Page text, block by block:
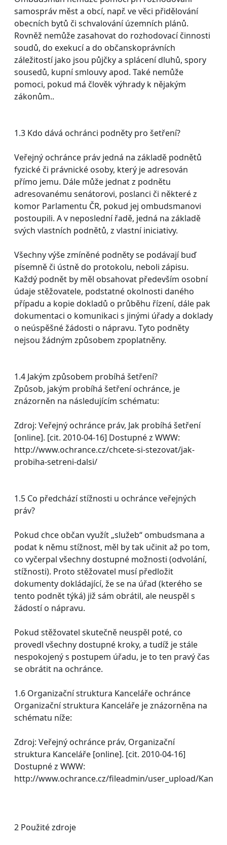
samospráv měst a obcí, např. ve věci přidělování
obecních bytů či schvalování územních plánů.
Rovněž nemůže zasahovat do rozhodovací činnosti
soudů, do exekucí a do občanskoprávních
záležitostí jako jsou půjčky a splácení dluhů, spory
sousedů, kupní smlouvy apod. Také nemůže
pomoci, pokud má člověk výhrady k nějakým
zákonům..
1.3 Kdo dává ochránci podněty pro šetření?
Veřejný ochránce práv jedná na základě podnětů
fyzické či právnické osoby, který je adresován
přímo jemu. Dále může jednat z podnětu
adresovanému senátorovi, poslanci či některé z
komor Parlamentu ČR, pokud jej ombudsmanovi
postoupili. A v neposlední řadě, jedná na základě
svých vlastních podnětů, z vlastní iniciativy.
Všechny výše zmíněné podněty se podávají buď
písemně či ústně do protokolu, neboli zápisu.
Každý podnět by měl obsahovat především osobní
údaje stěžovatele, podstatné okolnosti daného
případu a kopie dokladů o průběhu řízení, dále pak
dokumentaci o komunikaci s jinými úřady a doklady
o neúspěšné žádosti o nápravu. Tyto podněty
nejsou žádným způsobem zpoplatněny.
1.4 Jakým způsobem probíhá šetření?
Způsob, jakým probíhá šetření ochránce, je
znázorněn na následujícím schématu:
Zdroj: Veřejný ochránce práv, Jak probíhá šetření
[online]. [cit. 2010-04-16] Dostupné z WWW:
http://www.ochrance.cz/chcete-si-stezovat/jak-
probiha-setreni-dalsi/
1.5 Co předchází stížnosti u ochránce veřejných
práv?
Pokud chce občan využít „služeb“ ombudsmana a
podat k němu stížnost, měl by tak učinit až po tom,
co vyčerpal všechny dostupné možnosti (odvolání,
stížnosti). Proto stěžovatel musí předložit
dokumenty dokládající, že se na úřad (kterého se
tento podnět týká) již sám obrátil, ale neuspěl s
žádostí o nápravu.
Pokud stěžovatel skutečně neuspěl poté, co
provedl všechny dostupné kroky, a tudíž je stále
nespokojený s postupem úřadu, je to ten pravý čas
se obrátit na ochránce.
1.6 Organizační struktura Kanceláře ochránce
Organizační struktura Kanceláře je znázorněna na
schématu níže:
Zdroj: Veřejný ochránce práv, Organizační
struktura Kanceláře [online]. [cit. 2010-04-16]
Dostupné z WWW:
http://www.ochrance.cz/fileadmin/user_upload/
2 Použité zdroje